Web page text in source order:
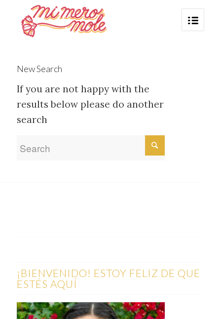
New Search
If you are not happy with the
results below please do another
search
¡BIENVENIDO! ESTOY FELIZ DE QUE
ESTÉS AQUÍ